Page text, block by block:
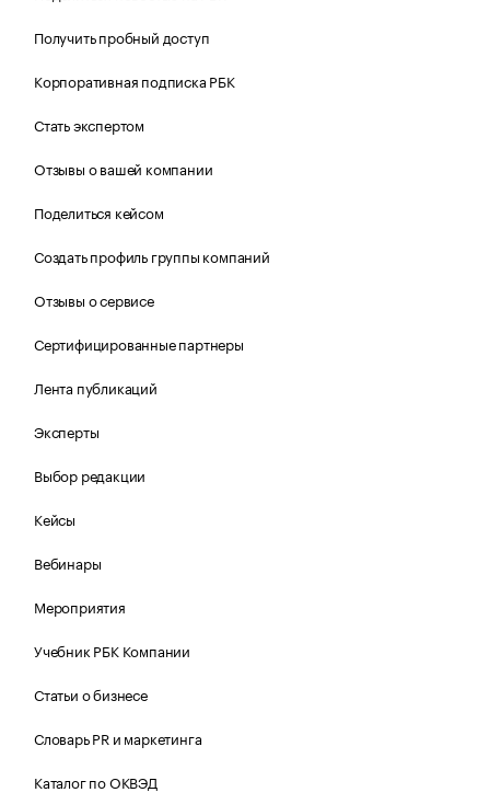
Получить пробный доступ
Корпоративная подписка РБК
Стать экспертом
Отзывы о вашей компании
Поделиться кейсом
Создать профиль группы компаний
Отзывы о сервисе
Сертифицированные партнеры
Лента публикаций
Эксперты
Выбор редакции
Кейсы
Вебинары
Мероприятия
Учебник РБК Компании
Статьи о бизнесе
Словарь PR и маркетинга
Каталог по ОКВЭД